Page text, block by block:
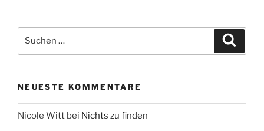
nach:
NEUESTE KOMMENTARE
Nicole Witt bei Nichts zu finden